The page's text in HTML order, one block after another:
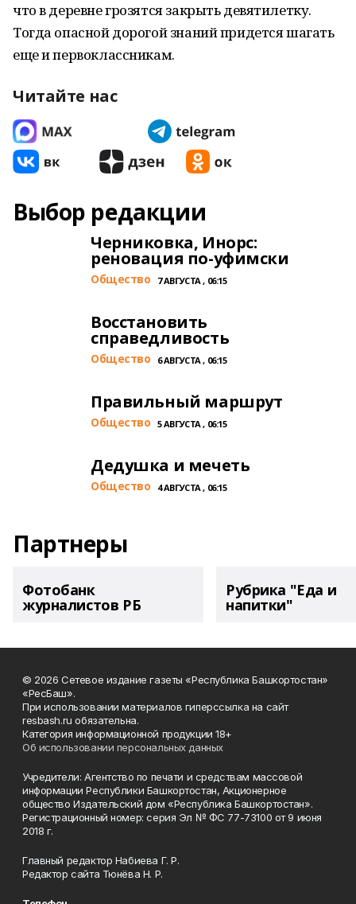
что в деревне грозятся закрыть девятилетку.
Тогда опасной дорогой знаний придется шагать
еще и первоклассникам.
Читайте нас
Выбор редакции
Черниковка, Инорс:
реновация по-уфимски
Общество 7 АВГУСТА , 06:15
Восстановить
справедливость
Общество 6 АВГУСТА , 06:15
Правильный маршрут
Общество 5 АВГУСТА , 06:15
Дедушка и мечеть
Общество 4 АВГУСТА , 06:15
Партнеры
Фотобанк
журналистов РБ
Рубрика "Еда и
напитки"
© 2026 Сетевое издание газеты «Республика Башкортостан»
«РесБаш».
При использовании материалов гиперссылка на сайт
resbash.ru обязательна.
Категория информационной продукции 18+
Об использовании персональных данных
Учредители: Агентство по печати и средствам массовой
информации Республики Башкортостан, Акционерное
общество Издательский дом «Республика Башкортостан».
Регистрационный номер: серия Эл № ФС 77-73100 от 9 июня
2018 г.
Главный редактор Набиева Г. Р.
Редактор сайта Тюнёва Н. Р.